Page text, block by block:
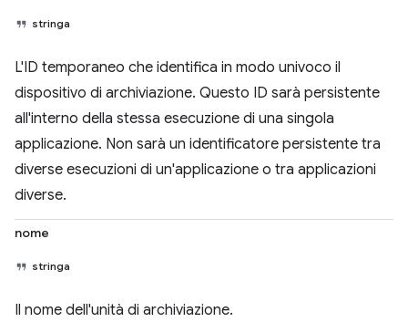
stringa
L'ID temporaneo che identifica in modo univoco il
dispositivo di archiviazione. Questo ID sarà persistente
all'interno della stessa esecuzione di una singola
applicazione. Non sarà un identificatore persistente tra
diverse esecuzioni di un'applicazione o tra applicazioni
diverse.
nome
stringa
Il nome dell'unità di archiviazione.